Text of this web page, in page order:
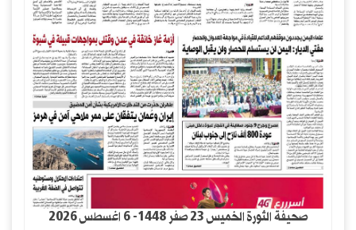
صحيفة الثورة الخميس 23 صفر 1448- 6 اغسطس 2026